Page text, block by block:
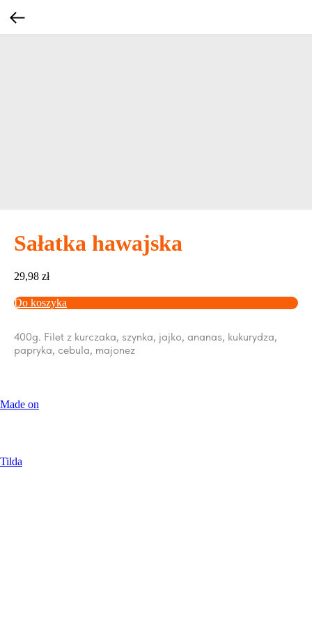
Sałatka hawajska
29,98 zł
Do koszyka
400g. Filet z kurczaka, szynka, jajko, ananas, kukurydza,
papryka, cebula, majonez
Made on
Tilda